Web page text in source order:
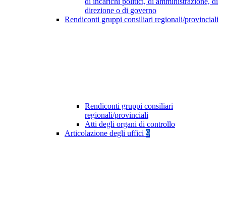
direzione o di governo
Rendiconti gruppi consiliari regionali/provinciali
Rendiconti gruppi consiliari
regionali/provinciali
Atti degli organi di controllo
Articolazione degli uffici 9